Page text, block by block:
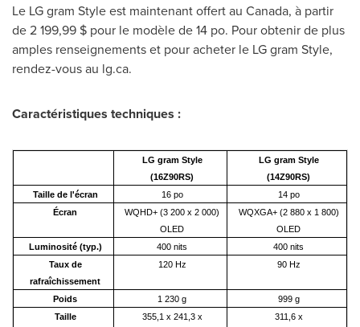
Le LG gram Style est maintenant offert au Canada, à partir
de 2 199,99 $ pour le modèle de 14 po. Pour obtenir de plus
amples renseignements et pour acheter le LG gram Style,
rendez-vous au lg.ca.
Caractéristiques techniques :
LG gram Style
(16Z90RS)
LG gram Style
(14Z90RS)
Taille de l'écran
16 po
14 po
Écran
WQHD+ (3 200 x 2 000)
OLED
WQXGA+ (2 880 x 1 800)
OLED
Luminosité (typ.)
400 nits
400 nits
Taux de
rafraîchissement
120 Hz 90 Hz
Poids 1 230 g
999 g
Taille
355,1 x 241,3 x
311,6 x